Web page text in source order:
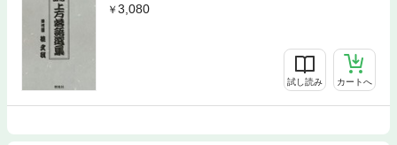
3,080
試し読み カートへ